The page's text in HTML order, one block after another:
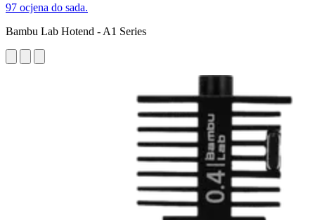
97 ocjena do sada.
Bambu Lab Hotend - A1 Series